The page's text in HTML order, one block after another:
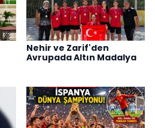
Nehir ve Zarif'den
Avrupada Altın Madalya